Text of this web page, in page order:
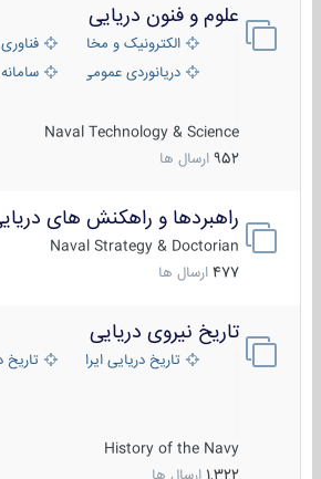
علوم و فنون دریایی
الکترونیک و مخابرات دریاییفناوری
دریانوردی عمومی
سامانه
Naval Technology & Science
952 ارسال ها
راهبردها و راهکنش های دریایی
Naval Strategy & Doctorian
477 ارسال ها
تاریخ نیروی دریایی
تاریخ دریایی ایران تاریخ
History of the Navy